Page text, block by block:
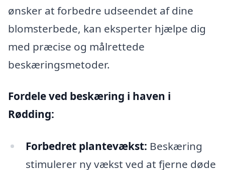
ønsker at forbedre udseendet af dine
blomsterbede, kan eksperter hjælpe dig
med præcise og målrettede
beskæringsmetoder.
Fordele ved beskæring i haven i
Rødding:
Forbedret plantevækst: Beskæring
stimulerer ny vækst ved at fjerne døde